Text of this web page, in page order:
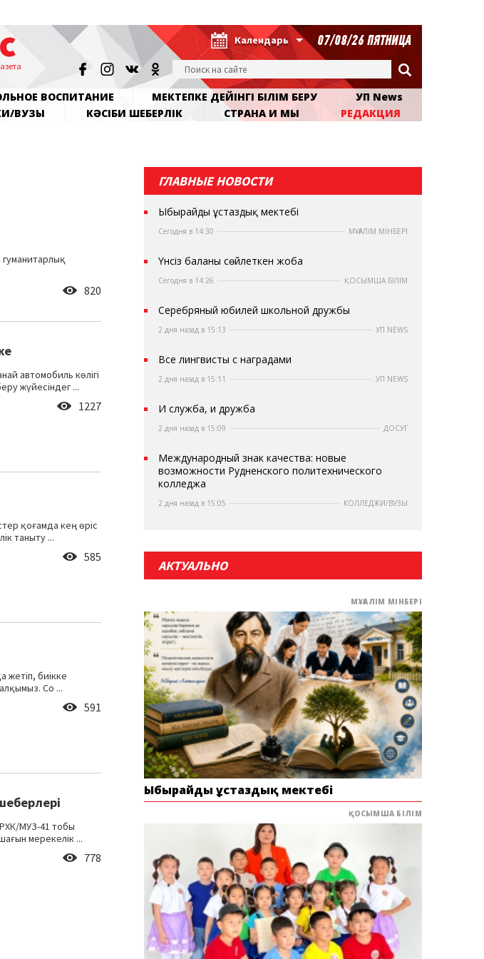
Календарь 07/08/26 ПЯТНИЦА
ВОСПИТАНИЕ МЕКТЕПКЕ ДЕЙІНГІ БІЛІМ БЕРУ
УП News
ВУЗЫ КӘСІБИ ШЕБЕРЛІК СТРАНА И МЫ РЕДАКЦИЯ
820
автомобиль көлігі
жүйесіндег ...
1227
қоғамда кең өріс
таныту ...
585
жетіп, биікке
Со ...
591
МУЗ-41 тобы
мерекелік ...
778
ГЛАВНЫЕ НОВОСТИ
Ыбырайдың ұстаздық мектебі
Сегодня в 14:30 МҰҒАЛІМ МІНБЕРІ
Үнсіз баланы сөйлеткен жоба
Сегодня в 14:26 ҚОСЫМША БІЛІМ
Серебряный юбилей школьной дружбы
2 дня назад в 15:13 УП NEWS
Все лингвисты с наградами
2 дня назад в 15:11 УП NEWS
И служба, и дружба
2 дня назад в 15:09 ДОСУГ
Международный знак качества: новые
возможности Рудненского политехнического
колледжа
2 дня назад в 15:05 КОЛЛЕДЖИ/ВУЗЫ
АКТУАЛЬНО
МҰҒАЛІМ МІНБЕРІ
Ыбырайдың ұстаздық мектебі
ҚОСЫМША БІЛІМ